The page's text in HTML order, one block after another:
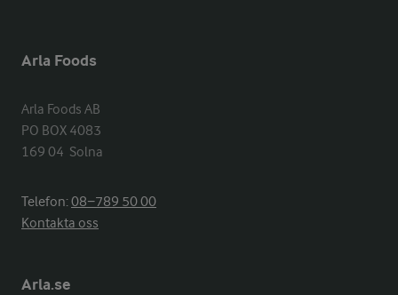
Arla Foods
Arla Foods AB
PO BOX 4083
169 04  Solna
Telefon:08−789 50 00
Kontakta oss
Arla.se